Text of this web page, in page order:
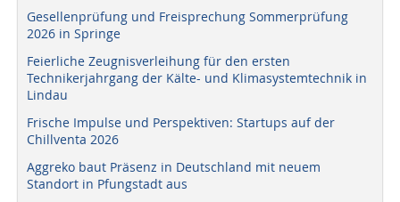
Gesellenprüfung und Freisprechung Sommerprüfung
2026 in Springe
Feierliche Zeugnisverleihung für den ersten
Technikerjahrgang der Kälte- und Klimasystemtechnik in
Lindau
Frische Impulse und Perspektiven: Startups auf der
Chillventa 2026
Aggreko baut Präsenz in Deutschland mit neuem
Standort in Pfungstadt aus